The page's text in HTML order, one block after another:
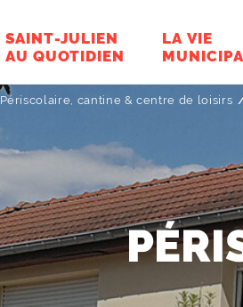
SAINT-JULIEN
AU QUOTIDIEN
LA VIE
Périscolaire, cantine & centre de loisirs